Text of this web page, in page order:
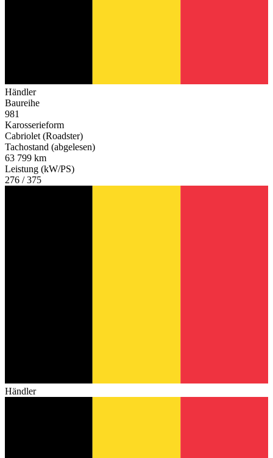
Händler
Baureihe
981
Karosserieform
Cabriolet (Roadster)
Tachostand (abgelesen)
63 799 km
Leistung (kW/PS)
276 / 375
Händler